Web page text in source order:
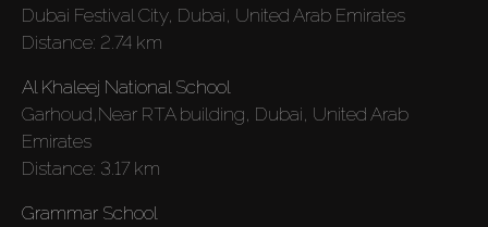
Agents
About Us
Dubai Festival City, Dubai, United Arab Emirates
Distance: 2.74 km
Al Khaleej National School
Garhoud,Near RTA building, Dubai, United Arab
Emirates
Distance: 3.17 km
Grammar School